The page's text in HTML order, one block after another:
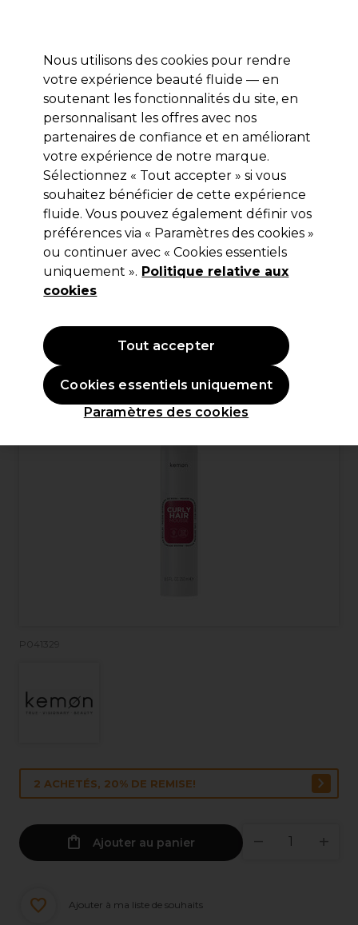
Se connecter
Marques Bons plans Coiffure Electro et Matériel
Livraison et délais
lire la suite
Kemon
Kemon Mousse pour cheveux
bouclés 250ml
(0)
18,75 €Hors TVA
P041329
2 ACHETÉS, 20% DE REMISE!
Ajouter au panier
Ajouter à ma liste de souhaits
Nous utilisons des cookies pour rendre
votre expérience beauté fluide — en
soutenant les fonctionnalités du site, en
personnalisant les offres avec nos
partenaires de confiance et en améliorant
votre expérience de notre marque.
Sélectionnez « Tout accepter » si vous
souhaitez bénéficier de cette expérience
fluide. Vous pouvez également définir vos
préférences via « Paramètres des cookies »
ou continuer avec « Cookies essentiels
uniquement ». Politique relative aux
cookies
Paramètres des cookies
Cookies essentiels uniquement
Tout accepter